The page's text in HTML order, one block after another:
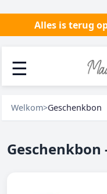
Alles is terug
☰
Welkom>Geschenkbon
Geschenkbon